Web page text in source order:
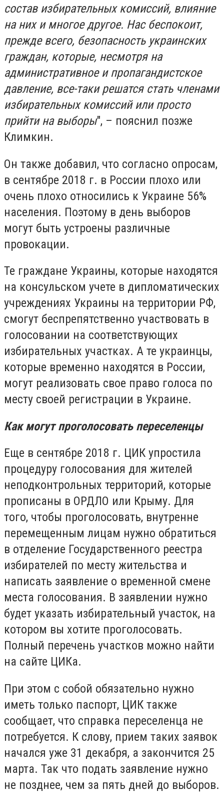
состав избирательных комиссий, влияние
на них и многое другое. Нас беспокоит,
прежде всего, безопасность украинских
граждан, которые, несмотря на
административное и пропагандистское
давление, все-таки решатся стать членами
избирательных комиссий или просто
прийти на выборы", – пояснил позже
Климкин.
Он также добавил, что согласно опросам,
в сентябре 2018 г. в России плохо или
очень плохо относились к Украине 56%
населения. Поэтому в день выборов
могут быть устроены различные
провокации.
Те граждане Украины, которые находятся
на консульском учете в дипломатических
учреждениях Украины на территории РФ,
смогут беспрепятственно участвовать в
голосовании на соответствующих
избирательных участках. А те украинцы,
которые временно находятся в России,
могут реализовать свое право голоса по
месту своей регистрации в Украине.
Как могут проголосовать переселенцы
Еще в сентябре 2018 г. ЦИК упростила
процедуру голосования для жителей
неподконтрольных территорий, которые
прописаны в ОРДЛО или Крыму. Для
того, чтобы проголосовать, внутренне
перемещенным лицам нужно обратиться
в отделение Государственного реестра
избирателей по месту жительства и
написать заявление о временной смене
места голосования. В заявлении нужно
будет указать избирательный участок, на
котором вы хотите проголосовать.
Полный перечень участков можно найти
на сайте ЦИКа.
При этом с собой обязательно нужно
иметь только паспорт, ЦИК также
сообщает, что справка переселенца не
потребуется. К слову, прием таких заявок
начался уже 31 декабря, а закончится 25
марта. Так что подать заявление нужно
не позднее, чем за пять дней до выборов.